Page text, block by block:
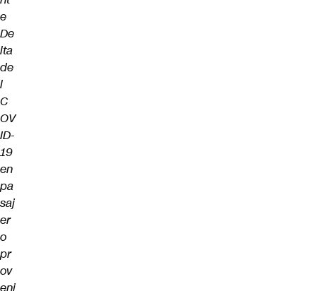
e
De
lta
de
l
C
OV
ID-
19
en
pa
saj
er
o
pr
ov
eni